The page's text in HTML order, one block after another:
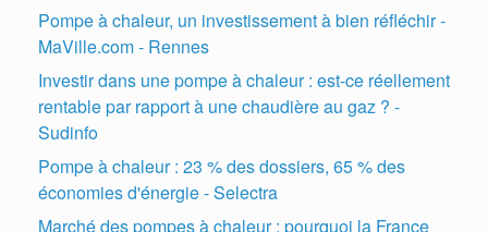
Pompe à chaleur, un investissement à bien réfléchir -
MaVille.com - Rennes
Investir dans une pompe à chaleur : est-ce réellement
rentable par rapport à une chaudière au gaz ? -
Sudinfo
Pompe à chaleur : 23 % des dossiers, 65 % des
économies d'énergie - Selectra
Marché des pompes à chaleur : pourquoi la France